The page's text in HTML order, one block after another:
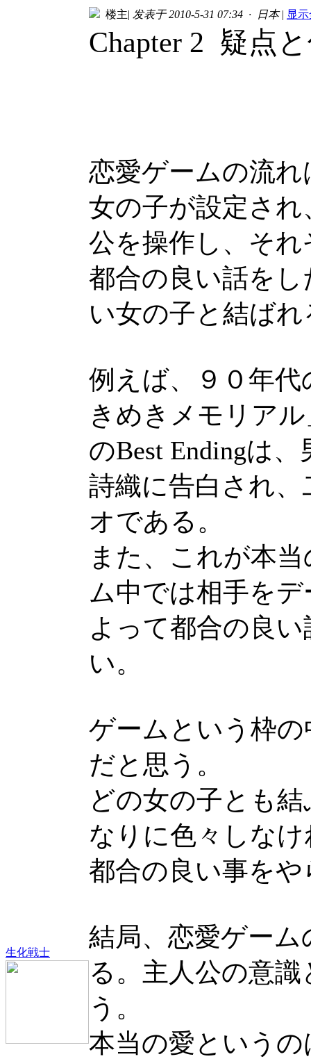
生化戦士
楼主| 发表于 2010-5-31 07:34 · 日本 | 显
Chapter 2 疑点
恋愛ゲームの流
女の子が設定さ
公を操作し、そ
都合の良い話を
い女の子と結ば
例えば、９０年
きめきメモリア
のBest Endingは
詩織に告白され
オである。
また、これが本
ム中では相手を
よって都合の良
い。
ゲームという枠
だと思う。
どの女の子とも
なりに色々しな
都合の良い事を
結局、恋愛ゲー
る。主人公の意
う。
本当の愛という